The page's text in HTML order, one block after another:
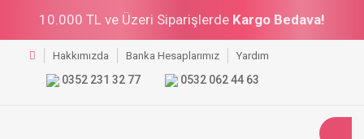
10.000 TL ve Üzeri Siparişlerde Kargo Bedava!
Hakkımızda Banka Hesaplarımız Yardım
0352 231 32 77 0532 062 44 63